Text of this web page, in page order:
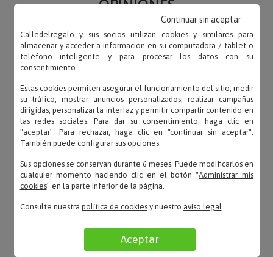
OPINIONES
«Regalo muy llamativo y, al ser de acero, muy
resistente. Muy bonito.»
Amelia – 28/09/2018
«Muchas gracias porque el llavero es bonito. Y
felicidades por la atencion telefonica.»
eugenia – 25/09/2018
Calledelregalo y sus socios utilizan cookies y similares para
almacenar y acceder a información en su computadora / tablet o
teléfono inteligente y para procesar los datos con su
consentimiento.
Estas cookies permiten asegurar el funcionamiento del sitio, medir
su tráfico, mostrar anuncios personalizados, realizar campañas
dirigidas, personalizar la interfaz y permitir compartir contenido en
las redes sociales. Para dar su consentimiento, haga clic en
"aceptar". Para rechazar, haga clic en "continuar sin aceptar".
También puede configurar sus opciones.
Sus opciones se conservan durante 6 meses. Puede modificarlos en
cualquier momento haciendo clic en el botón "Administrar mis
cookies" en la parte inferior de la página.
Consulte nuestra política de cookiesy nuestro aviso legal.
Aceptar
Continuar sin aceptar